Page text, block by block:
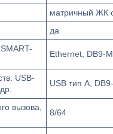
матричный ЖК
да
Ethernet, DB9-
USB-
USB тип А,
вызова,
8/64